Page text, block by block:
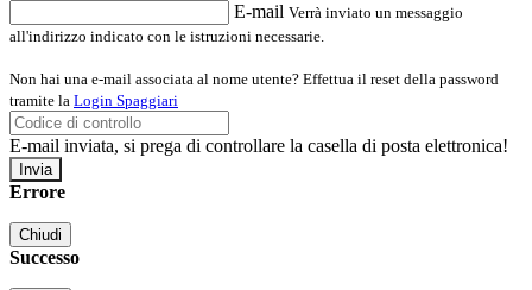
E-mail Verrà inviato un messaggio
all'indirizzo indicato con le istruzioni necessarie.
Non hai una e-mail associata al nome utente? Effettua il reset della password
tramite la Login Spaggiari
E-mail inviata, si prega di controllare la casella di posta elettronica!
Errore
Chiudi
Successo